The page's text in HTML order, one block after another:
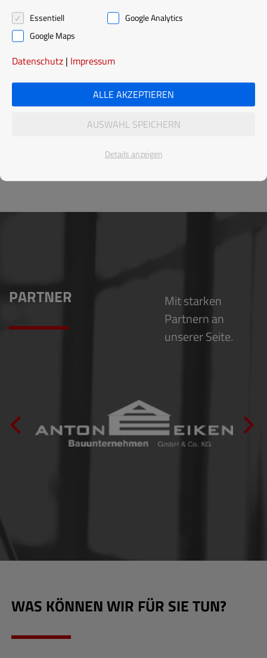
MEHR ANSEHEN
PARTNER
Mit starken
Partnern an
unserer Seite.
WAS KÖNNEN WIR FÜR SIE TUN?
Essentiell
Google Analytics
Google Maps
Datenschutz | Impressum
ALLE AKZEPTIEREN
AUSWAHL SPEICHERN
Details anzeigen